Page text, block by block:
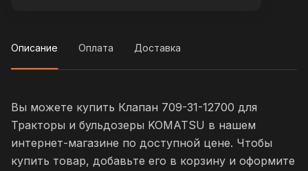
Описание Оплата Доставка
Вы можете купить Клапан 709-31-12700 для
Тракторы и бульдозеры KOMATSU в нашем
интернет-магазине по доступной цене. Чтобы
купить товар, добавьте его в корзину и оформите